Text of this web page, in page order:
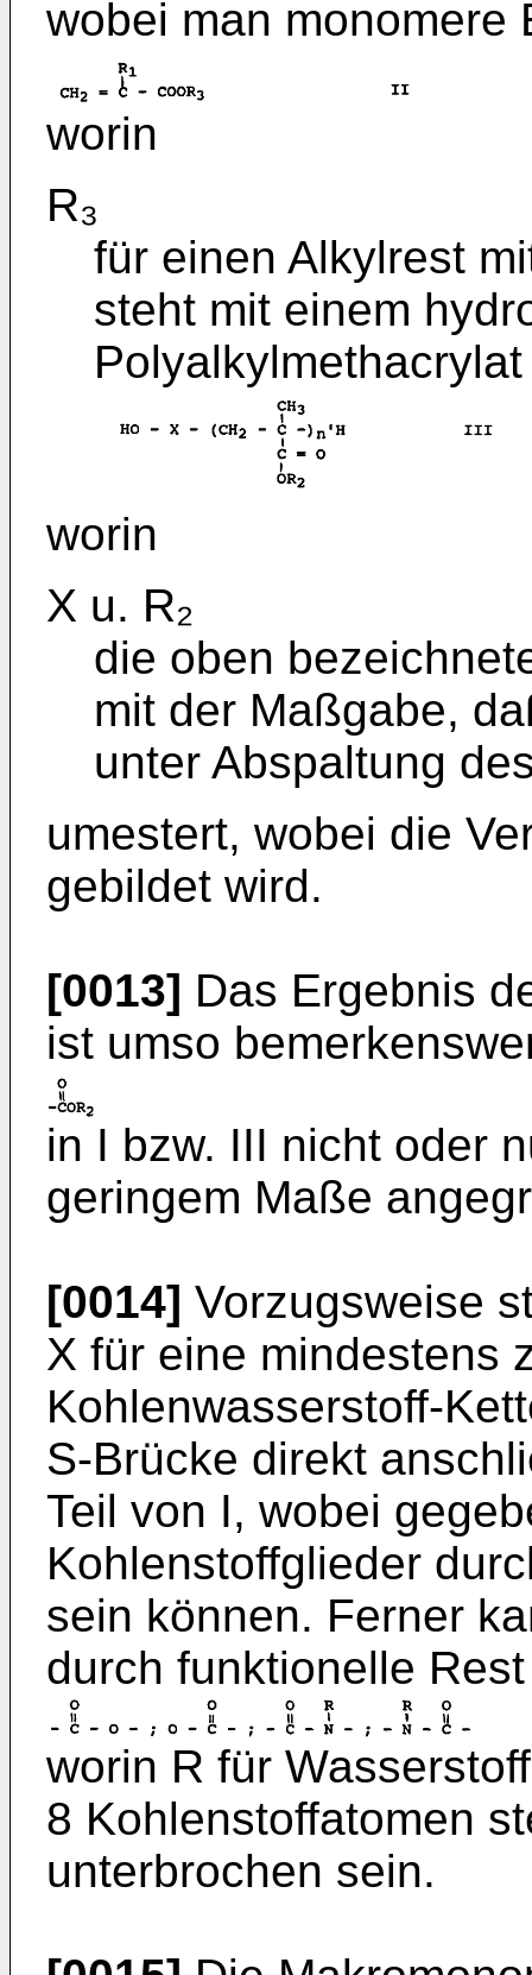
wobei man monomere
worin
R₃
für einen Alkylrest
steht mit einem
worin
X u. R₂
die oben
mit der Maßgabe,
unter Abspaltung
umestert, wobei die
gebildet wird.
[0013] Das Ergebnis
ist umso
in I bzw. III nicht oder
geringem Maße
[0014] Vorzugsweise
X für eine mindestens
Kohlenwasserstoff-
S-Brücke direkt
Teil von I, wobei
Kohlenstoffglieder
sein können. Ferner
durch funktionelle
worin R für
8 Kohlenstoffatomen
unterbrochen sein.